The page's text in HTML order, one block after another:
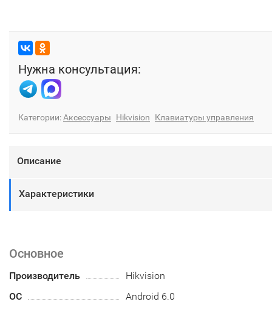
Нужна консультация:
Категории:Аксессуары Hikvision Клавиатуры управления
Описание
Характеристики
Основное
Производитель
Hikvision
ОС
Android 6.0